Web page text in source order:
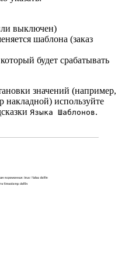
выключен)
шаблона (заказ
будет срабатывать
значений (например,
накладной) используйте
Языка Шаблонов.